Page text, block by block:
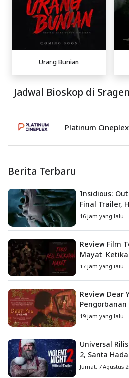
Urang Bunian
Jadwal Bioskop di Sragen
Platinum
Berita Terbaru
Insidious:
Final Trailer,
Iblis Kini
16 jam yang lalu
Review Film
Mayat:
Menjadi
17 jam yang lalu
Review Dear
Menyentuh
19 jam yang lalu
Universal
2, Santa
Jumat, 7 Agustus